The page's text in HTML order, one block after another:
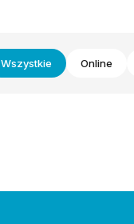
Wszystkie Online